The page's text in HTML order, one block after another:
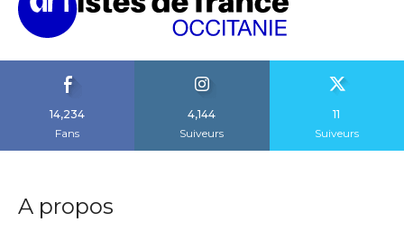
14,234
Fans
4,144
Suiveurs
11
Suiveurs
A propos